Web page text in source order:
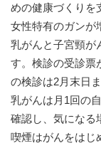
めの健康づくりを
女性特有のガンが
乳がんと子宮頸が
す。検診の受診票
の検診は2月末日
乳がんは月1回の
確認し、気になる
喫煙はがんをはじ